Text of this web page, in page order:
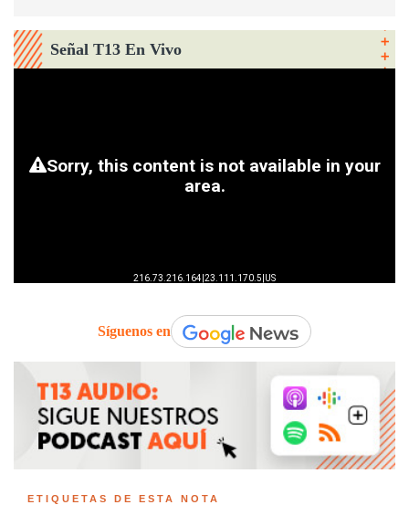
Señal T13 En Vivo
Síguenos en
ETIQUETAS DE ESTA NOTA